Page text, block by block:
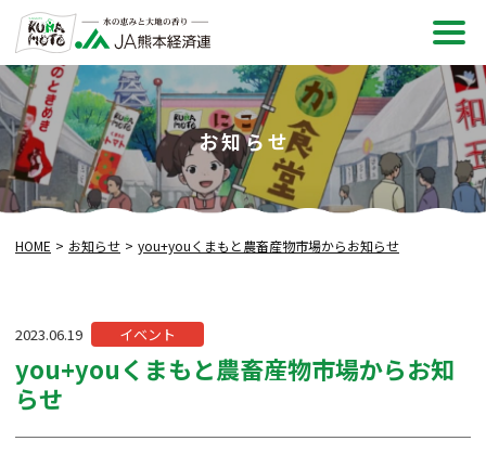
メ
ニ
お知らせ
HOME お知らせ you+youくまもと農畜産物市場からお知らせ
2023.06.19 カ
テ
ゴ
イベント
you+youくまもと農畜産物市場からお知
らせ